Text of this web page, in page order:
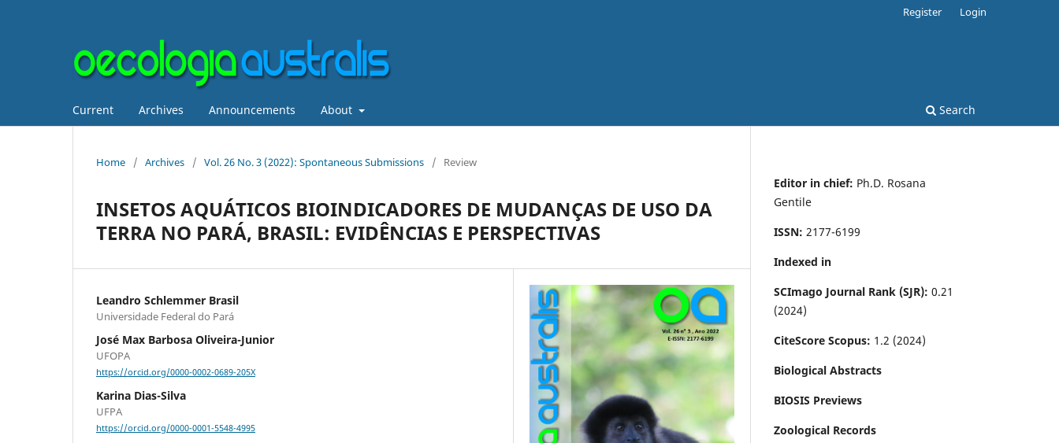
Current Archives Announcements About Search
Register Login
Home / Archives / Vol. 26 No. 3 (2022): Spontaneous Submissions / Review
INSETOS AQUÁTICOS BIOINDICADORES DE MUDANÇAS DE USO DA
TERRA NO PARÁ, BRASIL: EVIDÊNCIAS E PERSPECTIVAS
Leandro Schlemmer Brasil
Universidade Federal do Pará
José Max Barbosa Oliveira-Junior
UFOPA
https://orcid.org/0000-0002-0689-205X
Karina Dias-Silva
UFPA
https://orcid.org/0000-0001-5548-4995
Editor in chief: Ph.D. Rosana
Gentile
ISSN: 2177-6199
Indexed in
SCImago Journal Rank (SJR): 0.21
(2024)
CiteScore Scopus: 1.2 (2024)
Biological Abstracts
BIOSIS Previews
Zoological Records